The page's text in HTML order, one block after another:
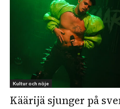
Kultur och nöje
Käärijä sjunger på